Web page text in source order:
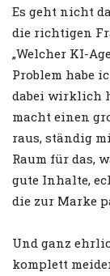
Es geht nicht
die richtigen
„Welcher KI-
Problem habe
dabei wirklich
macht einen
raus, ständig
Raum für das,
gute Inhalte,
die zur Marke
Und ganz
komplett